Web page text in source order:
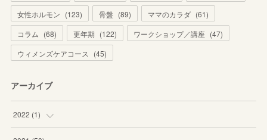
女性ホルモン (123) 骨盤 (89) ママのカラダ (61)
コラム (68) 更年期 (122) ワークショップ／講座 (47)
ウィメンズケアコース
(45)
アーカイブ
2022 (1)